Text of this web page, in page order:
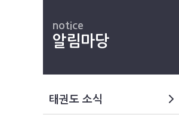
notice
알림마당
태권도 소식